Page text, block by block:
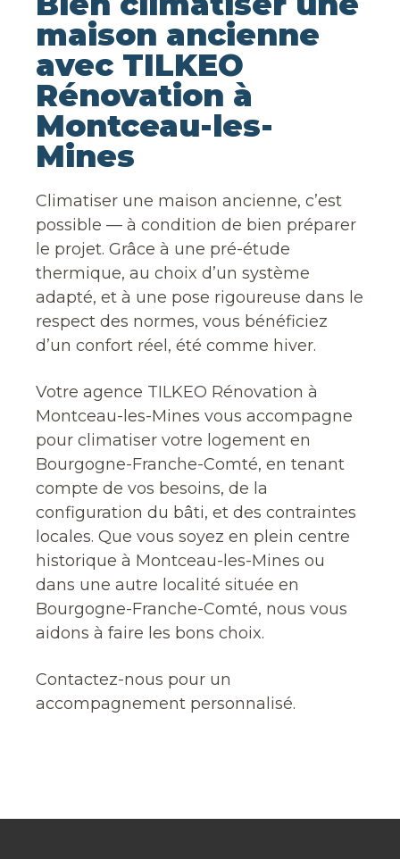
maison ancienne
avec TILKEO
Rénovation à
Montceau-les-
Mines
Climatiser une maison ancienne, c’est
possible — à condition de bien préparer
le projet. Grâce à une pré-étude
thermique, au choix d’un système
adapté, et à une pose rigoureuse dans le
respect des normes, vous bénéficiez
d’un confort réel, été comme hiver.
Votre agence TILKEO Rénovation à
Montceau-les-Mines vous accompagne
pour climatiser votre logement en
Bourgogne-Franche-Comté, en tenant
compte de vos besoins, de la
configuration du bâti, et des contraintes
locales. Que vous soyez en plein centre
historique à Montceau-les-Mines ou
dans une autre localité située en
Bourgogne-Franche-Comté, nous vous
aidons à faire les bons choix.
Contactez-nous pour un
accompagnement personnalisé.